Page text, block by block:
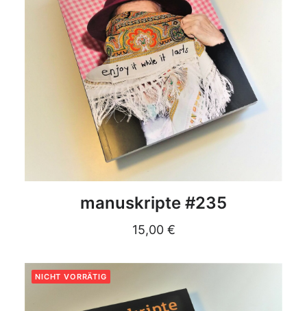
DETAILS
manuskripte #235
15,00 €
NICHT VORRÄTIG